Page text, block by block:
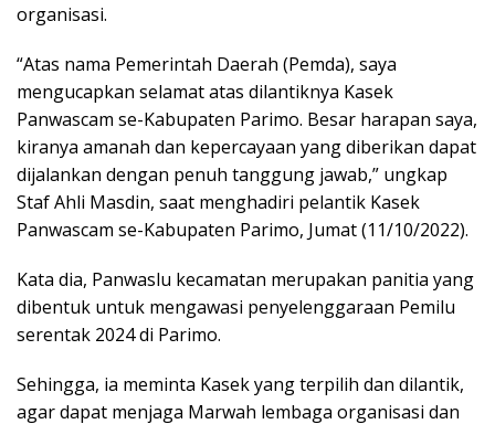
organisasi.
“Atas nama Pemerintah Daerah (Pemda), saya
mengucapkan selamat atas dilantiknya Kasek
Panwascam se-Kabupaten Parimo. Besar harapan saya,
kiranya amanah dan kepercayaan yang diberikan dapat
dijalankan dengan penuh tanggung jawab,” ungkap
Staf Ahli Masdin, saat menghadiri pelantik Kasek
Panwascam se-Kabupaten Parimo, Jumat (11/10/2022).
Kata dia, Panwaslu kecamatan merupakan panitia yang
dibentuk untuk mengawasi penyelenggaraan Pemilu
serentak 2024 di Parimo.
Sehingga, ia meminta Kasek yang terpilih dan dilantik,
agar dapat menjaga Marwah lembaga organisasi dan